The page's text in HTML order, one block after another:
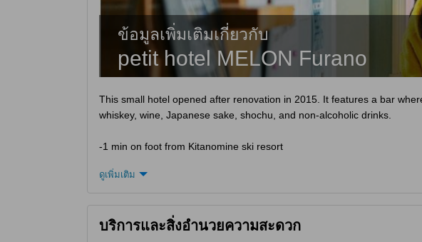
ข้อมูลเพิ่มเติมเกี่ยวกับ
petit hotel MELON Furano
This small hotel opened after renovation in 2015. It features a bar
whiskey, wine, Japanese sake, shochu, and non-alcoholic drinks.
-1 min on foot from Kitanomine ski resort
-9 parking slots available for use free of charge
-Shampoo, conditioner and body soap are provided in the bath
ดูเพิ่มเติม
บริการและสิ่งอำนวยความสะดวก